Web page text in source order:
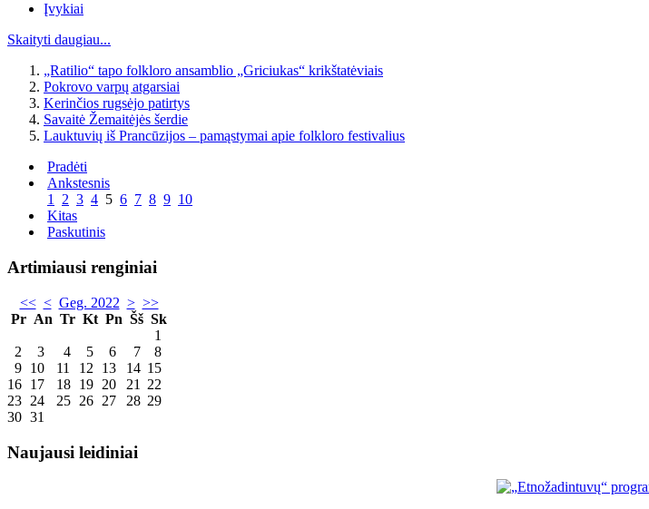
Įvykiai
Skaityti daugiau...
„Ratilio“ tapo folkloro ansamblio „Griciukas“ krikštatėviais
Pokrovo varpų atgarsiai
Kerinčios rugsėjo patirtys
Savaitė Žemaitėjės šerdie
Lauktuvių iš Prancūzijos – pamąstymai apie folkloro festivalius
Pradėti
Ankstesnis
1 2 3 4 5 6 7 8 9 10
Kitas
Paskutinis
Artimiausi renginiai
<< < Geg. 2022 > >>
Pr An Tr Kt Pn Šš Sk
1
2
3 4 5 6 7
8
9 10 11 12 13 14 15
16 17 18 19 20 21
22
23 24 25 26 27 28 29
30 31
Naujausi leidiniai